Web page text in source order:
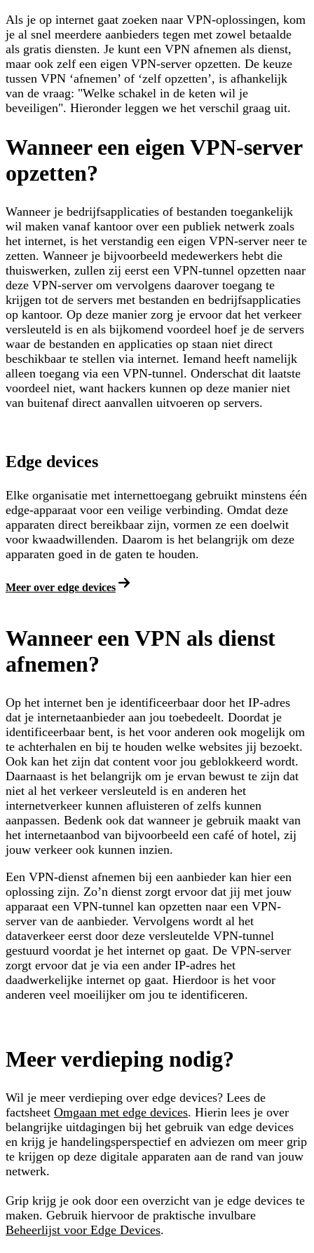
Als je op internet gaat zoeken naar VPN-oplossingen, kom
je al snel meerdere aanbieders tegen met zowel betaalde
als gratis diensten. Je kunt een VPN afnemen als dienst,
maar ook zelf een eigen VPN-server opzetten. De keuze
tussen VPN ‘afnemen’ of ‘zelf opzetten’, is afhankelijk
van de vraag: "Welke schakel in de keten wil je
beveiligen". Hieronder leggen we het verschil graag uit.
Wanneer een eigen VPN-server
opzetten?
Wanneer je bedrijfsapplicaties of bestanden toegankelijk
wil maken vanaf kantoor over een publiek netwerk zoals
het internet, is het verstandig een eigen VPN-server neer te
zetten. Wanneer je bijvoorbeeld medewerkers hebt die
thuiswerken, zullen zij eerst een VPN-tunnel opzetten naar
deze VPN-server om vervolgens daarover toegang te
krijgen tot de servers met bestanden en bedrijfsapplicaties
op kantoor. Op deze manier zorg je ervoor dat het verkeer
versleuteld is en als bijkomend voordeel hoef je de servers
waar de bestanden en applicaties op staan niet direct
beschikbaar te stellen via internet. Iemand heeft namelijk
alleen toegang via een VPN-tunnel. Onderschat dit laatste
voordeel niet, want hackers kunnen op deze manier niet
van buitenaf direct aanvallen uitvoeren op servers.
Edge devices
Elke organisatie met internettoegang gebruikt minstens één
edge-apparaat voor een veilige verbinding. Omdat deze
apparaten direct bereikbaar zijn, vormen ze een doelwit
voor kwaadwillenden. Daarom is het belangrijk om deze
apparaten goed in de gaten te houden.
Meer over edge devices
Wanneer een VPN als dienst
afnemen?
Op het internet ben je identificeerbaar door het IP-adres
dat je internetaanbieder aan jou toebedeelt. Doordat je
identificeerbaar bent, is het voor anderen ook mogelijk om
te achterhalen en bij te houden welke websites jij bezoekt.
Ook kan het zijn dat content voor jou geblokkeerd wordt.
Daarnaast is het belangrijk om je ervan bewust te zijn dat
niet al het verkeer versleuteld is en anderen het
internetverkeer kunnen afluisteren of zelfs kunnen
aanpassen. Bedenk ook dat wanneer je gebruik maakt van
het internetaanbod van bijvoorbeeld een café of hotel, zij
jouw verkeer ook kunnen inzien.
Een VPN-dienst afnemen bij een aanbieder kan hier een
oplossing zijn. Zo’n dienst zorgt ervoor dat jij met jouw
apparaat een VPN-tunnel kan opzetten naar een VPN-
server van de aanbieder. Vervolgens wordt al het
dataverkeer eerst door deze versleutelde VPN-tunnel
gestuurd voordat je het internet op gaat. De VPN-server
zorgt ervoor dat je via een ander IP-adres het
daadwerkelijke internet op gaat. Hierdoor is het voor
anderen veel moeilijker om jou te identificeren.
Meer verdieping nodig?
Wil je meer verdieping over edge devices? Lees de
factsheet Omgaan met edge devices. Hierin lees je over
belangrijke uitdagingen bij het gebruik van edge devices
en krijg je handelingsperspectief en adviezen om meer grip
te krijgen op deze digitale apparaten aan de rand van jouw
netwerk.
Grip krijg je ook door een overzicht van je edge devices te
maken. Gebruik hiervoor de praktische invulbare
Beheerlijst voor Edge Devices.